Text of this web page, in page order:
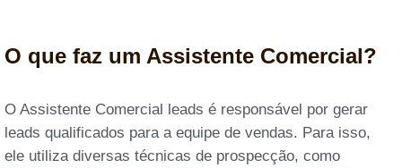
O que faz um Assistente Comercial?
O Assistente Comercial leads é responsável por gerar
leads qualificados para a equipe de vendas. Para isso,
ele utiliza diversas técnicas de prospecção, como